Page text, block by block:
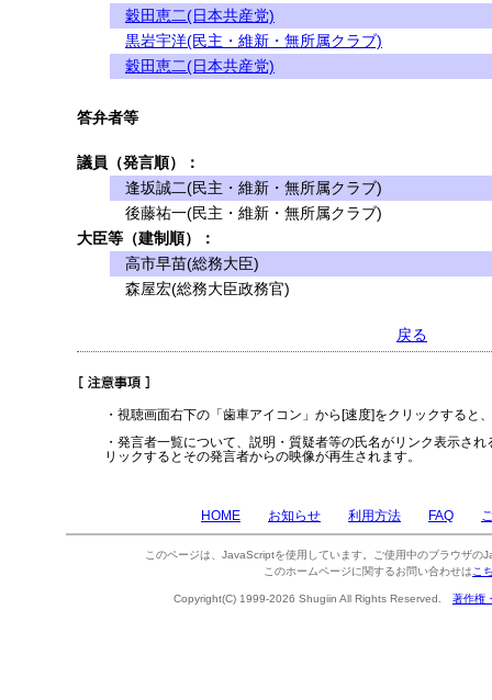
穀田恵二(日本共産党)
黒岩宇洋(民主・維新・無所属クラブ)
穀田恵二(日本共産党)
答弁者等
議員（発言順）：
逢坂誠二(民主・維新・無所属クラブ)
後藤祐一(民主・維新・無所属クラブ)
大臣等（建制順）：
高市早苗(総務大臣)
森屋宏(総務大臣政務官)
戻る
・視聴画面右下の「歯車アイコン」から[速度]をクリックすると
・発言者一覧について、説明・質疑者等の氏名がリンク表示さ
リックするとその発言者からの映像が再生されます。
HOME お知らせ 利用方法 FAQ
このページは、JavaScriptを使用しています。ご使用中のブラウザの
このホームページに関するお問い合わせは こ
Copyright(C) 1999-2026 Shugiin All Rights Reserved. 著作権